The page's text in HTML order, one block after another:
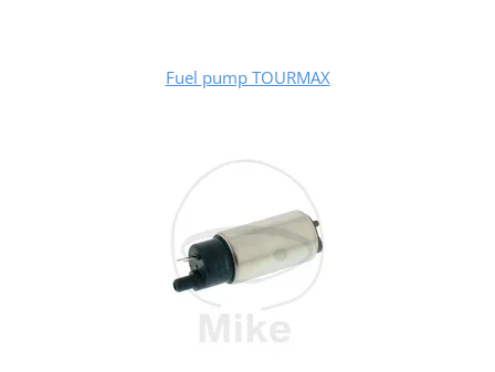
Fuel pump TOURMAX